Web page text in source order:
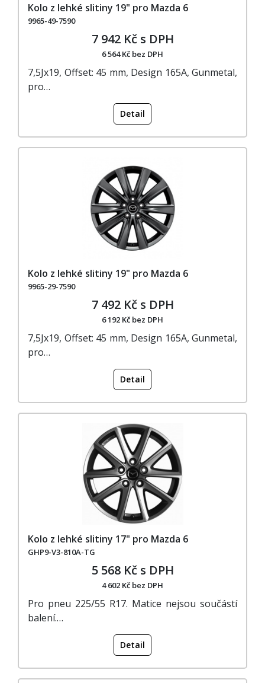
Kolo z lehké slitiny 19" pro Mazda 6
9965-49-7590
7 942 Kč s DPH
6 564 Kč bez DPH
7,5Jx19, Offset: 45 mm, Design 165A, Gunmetal,
pro…
Detail
Kolo z lehké slitiny 19" pro Mazda 6
9965-29-7590
7 492 Kč s DPH
6 192 Kč bez DPH
7,5Jx19, Offset: 45 mm, Design 165A, Gunmetal,
pro…
Detail
Kolo z lehké slitiny 17" pro Mazda 6
GHP9-V3-810A-TG
5 568 Kč s DPH
4 602 Kč bez DPH
Pro pneu 225/55 R17. Matice nejsou součástí
balení.…
Detail